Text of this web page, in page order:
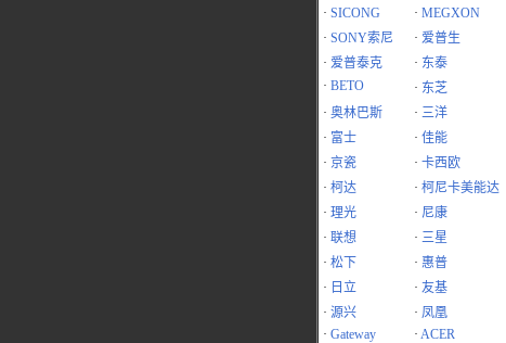
· SICONG · MEGXON
· SONY索尼 · 爱普生
· 爱普泰克 · 东泰
· BETO · 东芝
· 奥林巴斯 · 三洋
· 富士 · 佳能
· 京瓷 · 卡西欧
· 柯达 · 柯尼卡美能达
· 理光 · 尼康
· 联想 · 三星
· 松下 · 惠普
· 日立 · 友基
· 源兴 · 凤凰
· Gateway · ACER